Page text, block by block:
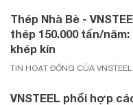
Thép Nhà Bè -
thép 150.000 tấn/
khép kín
TIN HOẠT ĐỘNG CỦA VNSTEEL
VNSTEEL phối hợp